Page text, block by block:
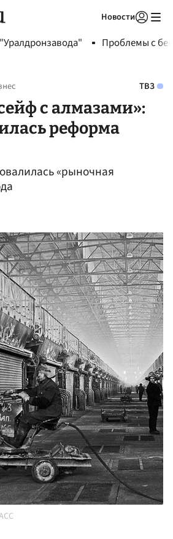
Новости
Проблемы с
ТВЗ
с алмазами»:
реформа
«рыночная